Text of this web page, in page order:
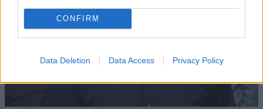
CONFIRM
Data Deletion Data Access Privacy Policy